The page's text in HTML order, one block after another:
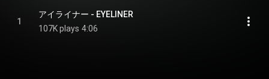
1
アイライナー - EYELINER
107K plays 4:06